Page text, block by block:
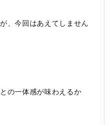
、今回はあえてしません
の一体感が味わえるか